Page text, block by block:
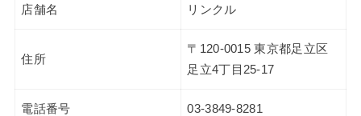
店舗名 リンクル
住所
〒120-0015 東京都足立区
足立4丁目25-17
電話番号 03-3849-8281